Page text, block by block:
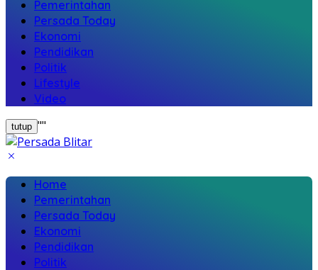
Pemerintahan
Persada Today
Ekonomi
Pendidikan
Politik
Lifestyle
Video
tutup ""
Home
Pemerintahan
Persada Today
Ekonomi
Pendidikan
Politik